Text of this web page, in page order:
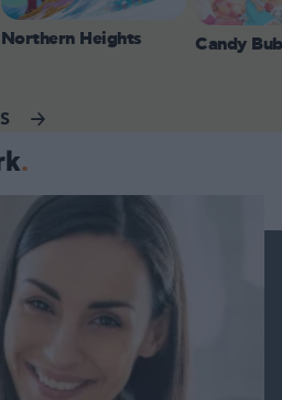
Northern Heights Candy